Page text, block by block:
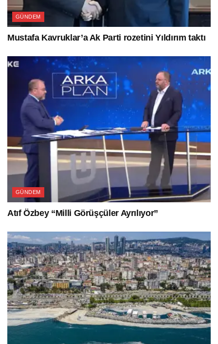
GÜNDEM
Mustafa Kavruklar’a Ak Parti rozetini Yıldırım taktı
GÜNDEM
Atıf Özbey “Milli Görüşçüler Ayrılıyor”